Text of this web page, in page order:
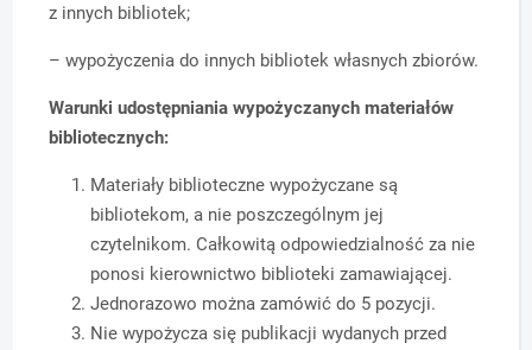
z innych bibliotek;
– wypożyczenia do innych bibliotek własnych zbiorów.
Warunki udostępniania wypożyczanych materiałów
bibliotecznych:
Materiały biblioteczne wypożyczane są
bibliotekom, a nie poszczególnym jej
czytelnikom. Całkowitą odpowiedzialność za nie
ponosi kierownictwo biblioteki zamawiającej.
Jednorazowo można zamówić do 5 pozycji.
Nie wypożycza się publikacji wydanych przed